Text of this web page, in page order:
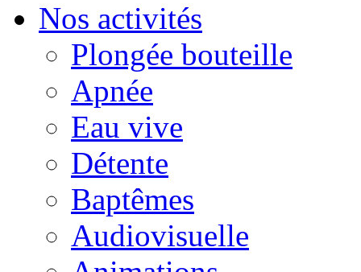
Nos activités
Plongée bouteille
Apnée
Eau vive
Détente
Baptêmes
Audiovisuelle